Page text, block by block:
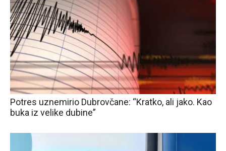
Potres uznemirio Dubrovčane: “Kratko, ali jako. Kao
buka iz velike dubine”